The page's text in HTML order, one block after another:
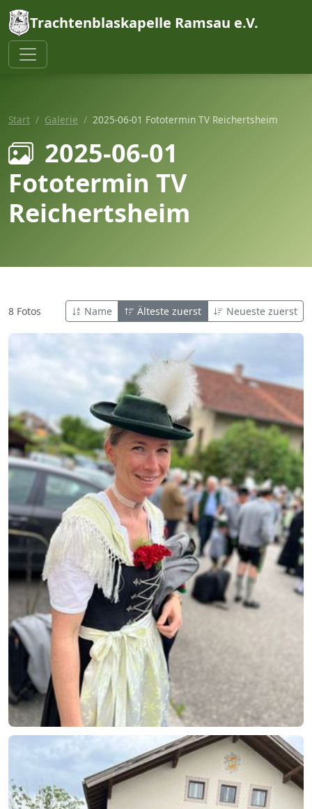
Trachtenblaskapelle Ramsau e.V.
Start Galerie 2025-06-01 Fototermin TV Reichertsheim
2025-06-01
Fototermin TV
Reichertsheim
8 Fotos Name Älteste zuerst Neueste zuerst